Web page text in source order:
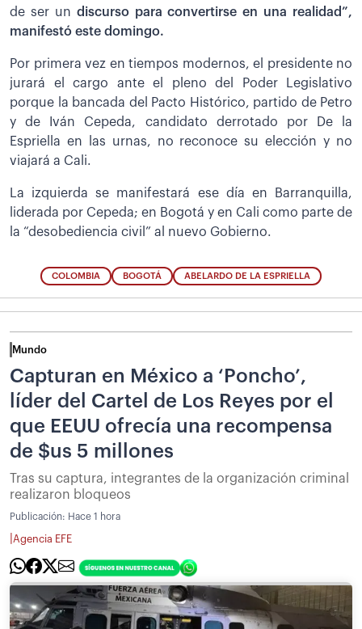
de ser un discurso para convertirse en una realidad”,
manifestó este domingo.
Por primera vez en tiempos modernos, el presidente no
jurará el cargo ante el pleno del Poder Legislativo
porque la bancada del Pacto Histórico, partido de Petro
y de Iván Cepeda, candidato derrotado por De la
Espriella en las urnas, no reconoce su elección y no
viajará a Cali.
La izquierda se manifestará ese día en Barranquilla,
liderada por Cepeda; en Bogotá y en Cali como parte de
la “desobediencia civil” al nuevo Gobierno.
COLOMBIA BOGOTÁ ABELARDO DE LA ESPRIELLA
Mundo
Capturan en México a ‘Poncho’,
líder del Cartel de Los Reyes por el
que EEUU ofrecía una recompensa
de $us 5 millones
Tras su captura, integrantes de la organización criminal
realizaron bloqueos
Publicación: Hace 1 hora
Agencia EFE